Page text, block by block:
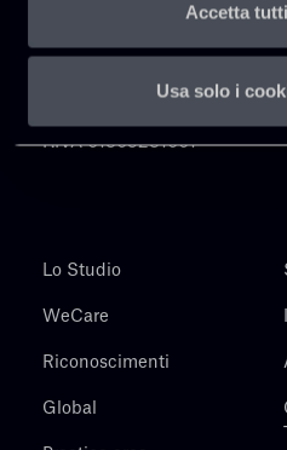
Accetta
Usa solo i
P.IVA 01305231001
Lo Studio
WeCare
Riconoscimenti
Global